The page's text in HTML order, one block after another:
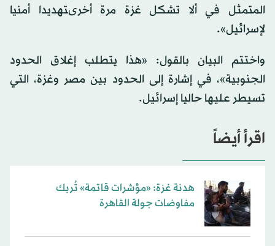
المتمثل في ألا تشكل غزة مرة أخرىتهديدا أمنيا
لإسرائيل».
واختتم البيان بالقول: «هذا يتطلب إغلاق الحدود
الجنوبية»، في إشارة إلى الحدود بين مصر وغزة، التي
تسيطر عليها حاليا إسرائيل.
اقرأ أيضاً
هدنة غزة: «مؤشرات قاتمة» تُربك
مفاوضات جولة القاهرة